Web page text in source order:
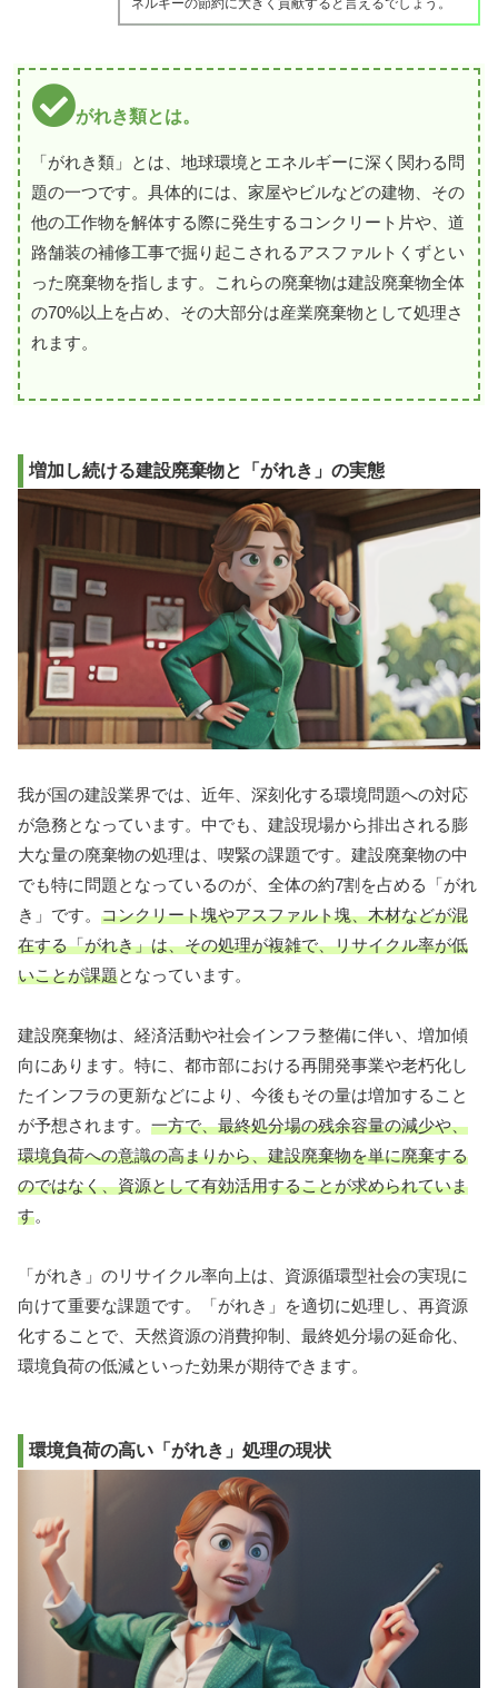
ネルギーの節約に大きく貢献すると言えるでしょう。
がれき類とは。
「がれき類」とは、地球環境とエネルギーに深く関わる問
題の一つです。具体的には、家屋やビルなどの建物、その
他の工作物を解体する際に発生するコンクリート片や、道
路舗装の補修工事で掘り起こされるアスファルトくずとい
った廃棄物を指します。これらの廃棄物は建設廃棄物全体
の70%以上を占め、その大部分は産業廃棄物として処理さ
れます。
増加し続ける建設廃棄物と「がれき」の実態
我が国の建設業界では、近年、深刻化する環境問題への対応
が急務となっています。中でも、建設現場から排出される膨
大な量の廃棄物の処理は、喫緊の課題です。建設廃棄物の中
でも特に問題となっているのが、全体の約7割を占める「がれ
き」です。 コンクリート塊やアスファルト塊、木材などが混
在する「がれき」は、その処理が複雑で、リサイクル率が低
いことが課題となっています。
建設廃棄物は、経済活動や社会インフラ整備に伴い、増加傾
向にあります。特に、都市部における再開発事業や老朽化し
たインフラの更新などにより、今後もその量は増加すること
が予想されます。 一方で、最終処分場の残余容量の減少や、
環境負荷への意識の高まりから、建設廃棄物を単に廃棄する
のではなく、資源として有効活用することが求められていま
す。
「がれき」のリサイクル率向上は、資源循環型社会の実現に
向けて重要な課題です。「がれき」を適切に処理し、再資源
化することで、天然資源の消費抑制、最終処分場の延命化、
環境負荷の低減といった効果が期待できます。
環境負荷の高い「がれき」処理の現状